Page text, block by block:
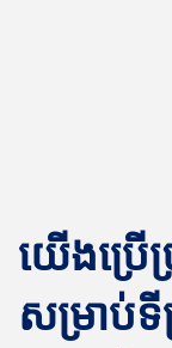
យើងប្រ
សម្រាប់ទី